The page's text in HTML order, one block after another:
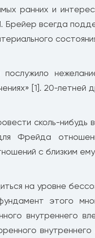
ранних и
Брейер всегда
[1]. 20-летней
сколь-нибудь
Фрейда
с близким
на уровне
этого
внутреннего